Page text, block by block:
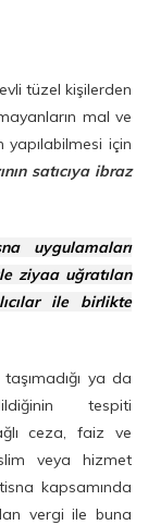
tüzel kişilerden
mal ve
yapılabilmesi için
satıcıya ibraz
uygulamaları
ziyaa uğratılan
ile birlikte
ya da
tespiti
ceza, faiz ve
veya hizmet
kapsamında
vergi ile buna